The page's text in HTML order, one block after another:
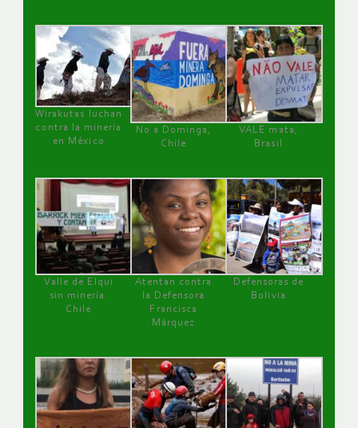
Wirakutas luchan
contra la minería
en México
No a Dominga,
Chile
VALE mata,
Brasil
Valle de Elqui
sin minería.
Chile
Atentan contra
la Defensora
Francisca
Márquez
Defensoras de
Bolivia